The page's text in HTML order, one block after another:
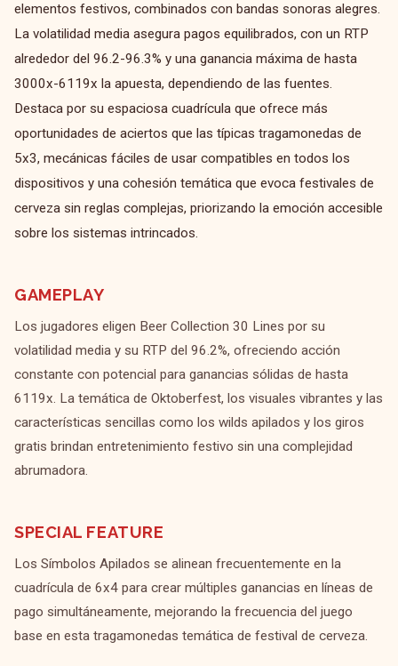
elementos festivos, combinados con bandas sonoras alegres.
La volatilidad media asegura pagos equilibrados, con un RTP
alrededor del 96.2-96.3% y una ganancia máxima de hasta
3000x-6119x la apuesta, dependiendo de las fuentes.
Destaca por su espaciosa cuadrícula que ofrece más
oportunidades de aciertos que las típicas tragamonedas de
5x3, mecánicas fáciles de usar compatibles en todos los
dispositivos y una cohesión temática que evoca festivales de
cerveza sin reglas complejas, priorizando la emoción accesible
sobre los sistemas intrincados.
GAMEPLAY
Los jugadores eligen Beer Collection 30 Lines por su
volatilidad media y su RTP del 96.2%, ofreciendo acción
constante con potencial para ganancias sólidas de hasta
6119x. La temática de Oktoberfest, los visuales vibrantes y las
características sencillas como los wilds apilados y los giros
gratis brindan entretenimiento festivo sin una complejidad
abrumadora.
SPECIAL FEATURE
Los Símbolos Apilados se alinean frecuentemente en la
cuadrícula de 6x4 para crear múltiples ganancias en líneas de
pago simultáneamente, mejorando la frecuencia del juego
base en esta tragamonedas temática de festival de cerveza.